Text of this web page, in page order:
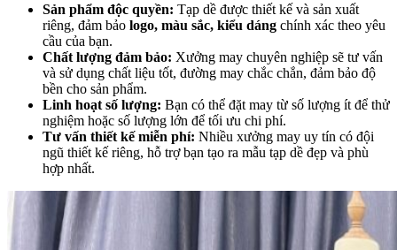
Sản phẩm độc quyền: Tạp dề được thiết kế và sản xuất
riêng, đảm bảo logo, màu sắc, kiểu dáng chính xác theo yêu
cầu của bạn.
Chất lượng đảm bảo: Xưởng may chuyên nghiệp sẽ tư vấn
và sử dụng chất liệu tốt, đường may chắc chắn, đảm bảo độ
bền cho sản phẩm.
Linh hoạt số lượng: Bạn có thể đặt may từ số lượng ít để thử
nghiệm hoặc số lượng lớn để tối ưu chi phí.
Tư vấn thiết kế miễn phí: Nhiều xưởng may uy tín có đội
ngũ thiết kế riêng, hỗ trợ bạn tạo ra mẫu tạp dề đẹp và phù
hợp nhất.